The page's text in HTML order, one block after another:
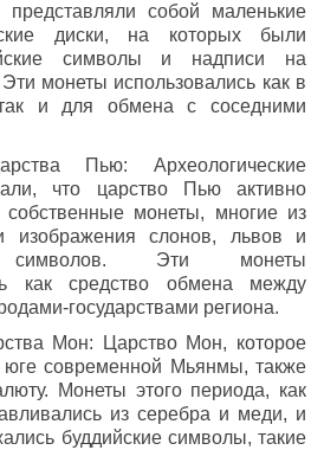
собой маленькие
диски, на которых были
символы и надписи на
монеты использовались как в
и для обмена с соседними
Пью: Археологические
что царство Пью активно
собственные монеты, многие из
изображения слонов, львов и
символов. Эти монеты
как средство обмена между
государствами региона.
Мон: Царство Мон, которое
юге современной Мьянмы, также
Монеты этого периода, как
из серебра и меди, и
буддийские символы, такие